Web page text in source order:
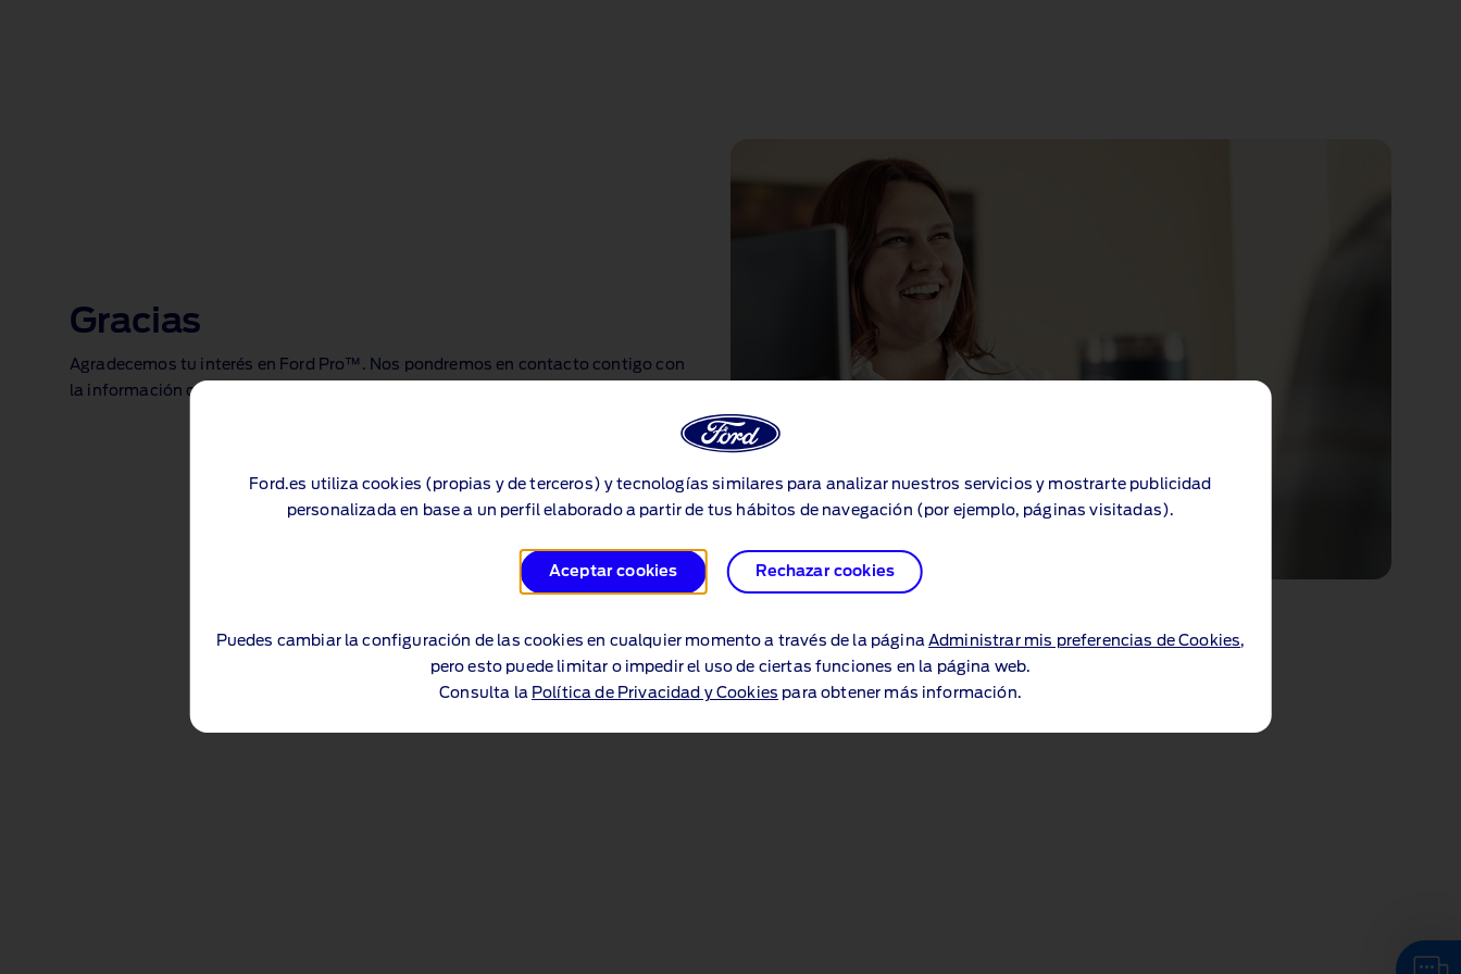
Ford.es utiliza cookies (propias y de terceros) y tecnologías similares para analizar nuestros servicios y mostrarte publicidad
personalizada en base a un perfil elaborado a partir de tus hábitos de navegación (por ejemplo, páginas visitadas).
Aceptar cookies Rechazar cookies
Puedes cambiar la configuración de las cookies en cualquier momento a través de la página Administrar mis preferencias de Cookies,
pero esto puede limitar o impedir el uso de ciertas funciones en la página web.
Consulta la Política de Privacidad y Cookies para obtener más información.
Gracias
Agradecemos tu interés en Ford Pro™. Nos pondremos en contacto contigo con
la información que has solicitado lo antes posible.